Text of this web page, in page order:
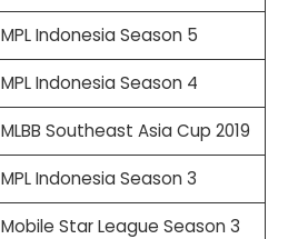
MPL Indonesia Season 5
MPL Indonesia Season 4
MLBB Southeast Asia Cup 2019
MPL Indonesia Season 3
Mobile Star League Season 3